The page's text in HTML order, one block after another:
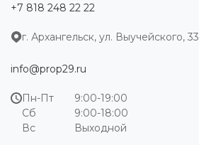
+7 818 248 22 22
г. Архангельск, ул. Выучейского, 33
info@prop29.ru
Пн-Пт
9:00-19:00
Сб
9:00-18:00
Вс
Выходной